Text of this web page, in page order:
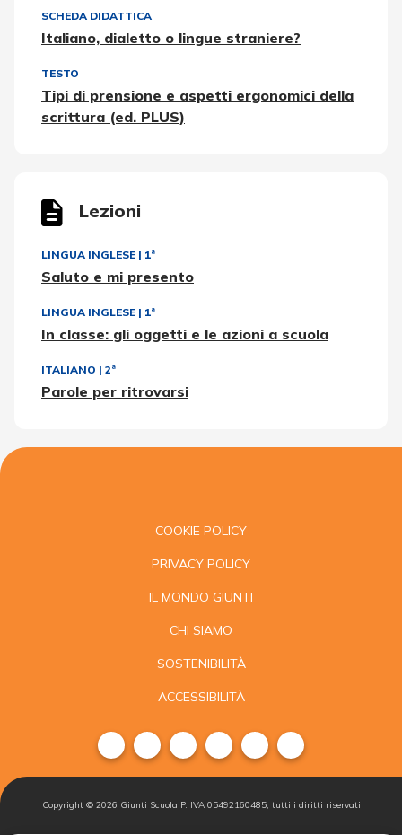
SCHEDA DIDATTICA
Italiano, dialetto o lingue straniere?
TESTO
Tipi di prensione e aspetti ergonomici della
scrittura (ed. PLUS)
Lezioni
LINGUA INGLESE | 1ª
Saluto e mi presento
LINGUA INGLESE | 1ª
In classe: gli oggetti e le azioni a scuola
ITALIANO | 2ª
Parole per ritrovarsi
COOKIE POLICY
PRIVACY POLICY
IL MONDO GIUNTI
CHI SIAMO
SOSTENIBILITÀ
ACCESSIBILITÀ
Copyright © 2026 Giunti Scuola P. IVA 05492160485, tutti i diritti riservati